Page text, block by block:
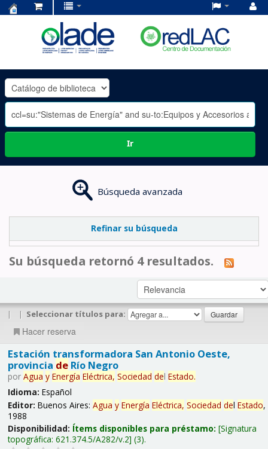
OLADE
-
Ir
Búsqueda avanzada
Refinar su búsqueda
Su búsqueda retornó 4 resultados.
| | Seleccionar títulos para:
Hacer reserva
Estación transformadora San Antonio Oeste,
provincia deRío Negro
por Agua y Energía Eléctrica, Sociedad del Estado.
Idioma: Español
Editor: Buenos Aires: Agua y Energía Eléctrica, Sociedad del Estado,
1988
Disponibilidad: Ítems disponibles para préstamo: Signatura
topográfica: 621.374.5/A282/v.2 (3).